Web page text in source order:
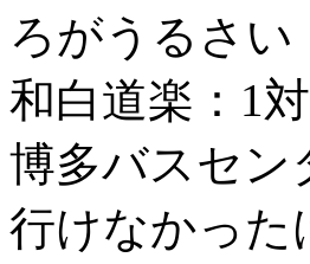
ろがうるさい
和白道楽：1
博多バスセン
行けなかった